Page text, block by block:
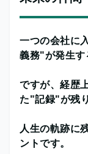
一つの会社に
義務"が発生す
ですが、経歴
た"記録"が残
人生の軌跡に
ントです。